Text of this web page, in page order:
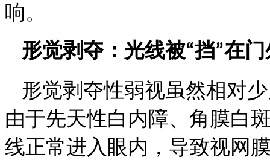
响。
形觉剥夺：光线被“挡”在门
形觉剥夺性弱视虽然相对
由于先天性白内障、角膜白
线正常进入眼内，导致视网